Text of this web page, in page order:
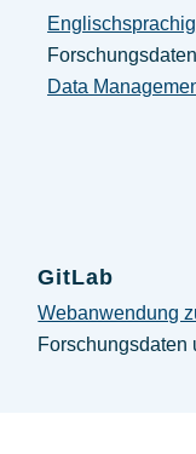
Data
GitLab
Webanwendung
Forschungsdaten